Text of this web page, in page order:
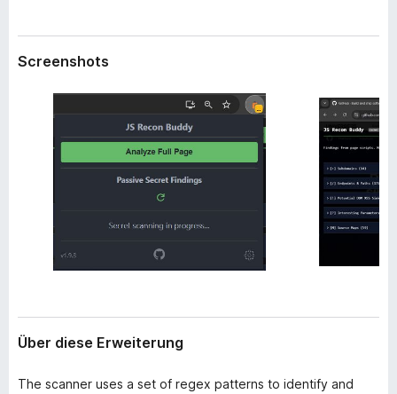
o
B
o
w
s
r
t
Screenshots
Über diese Erweiterung
The scanner uses a set of regex patterns to identify and